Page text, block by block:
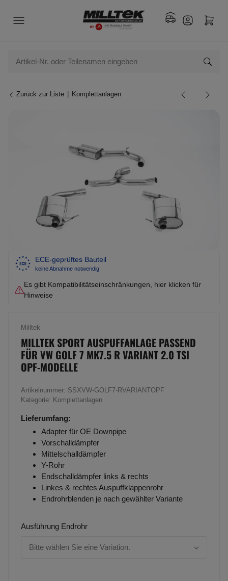
Zurück zur Liste Komplettanlagen
ECE-geprüftes Bauteil
keine Abnahme notwendig
Es gibt Kompatibilitätseinschränkungen, hier klicken für
Hinweise
Milltek
MILLTEK SPORT AUSPUFFANLAGE PASSEND
FÜR VW GOLF 7 MK7.5 R VARIANT 2.0 TSI
OPF-MODELLE
Artikelnummer: SSXVW-GOLF7-RVARIANTOPF
Kategorie: Komplettanlagen
Lieferumfang:
Adapter für OE Downpipe
Vorschalldämpfer
Mittelschalldämpfer
Y-Rohr
Endschalldämpfer links & rechts
Linkes & rechtes Auspuffklappenrohr
Endrohrblenden je nach gewählter Variante
Ausführung Endrohr
Bitte wählen Sie eine Variation.